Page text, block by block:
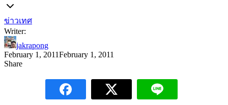
ข่าวเทศ
Writer:
jakrapong
February 1, 2011February 1, 2011
Share